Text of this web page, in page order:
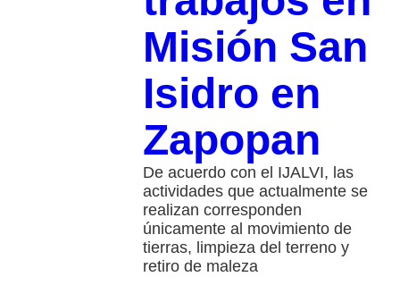
Misión San
Isidro en
Zapopan
De acuerdo con el IJALVI, las
actividades que actualmente se
realizan corresponden
únicamente al movimiento de
tierras, limpieza del terreno y
retiro de maleza